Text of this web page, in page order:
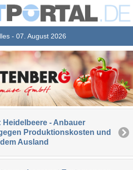
- 07. August 2026
Heidelbeere - Anbauer
Produktionskosten und
Ausland